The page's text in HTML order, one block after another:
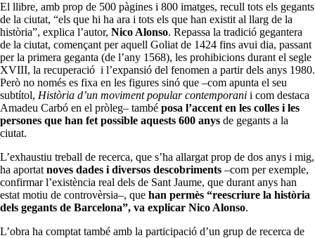
El llibre, amb prop de 500 pàgines i 800 imatges, recull tots els gegants
de la ciutat, “els que hi ha ara i tots els que han existit al llarg de la
història”, explica l’autor, Nico Alonso. Repassa la tradició gegantera
de la ciutat, començant per aquell Goliat de 1424 fins avui dia, passant
per la primera geganta (de l’any 1568), les prohibicions durant el segle
XVIII, la recuperació i l’expansió del fenomen a partir dels anys 1980.
Però no només es fixa en les figures sinó que –com apunta el seu
subtítol, Història d’un moviment popular contemporani i com destaca
Amadeu Carbó en el pròleg– també posa l’accent en les colles i les
persones que han fet possible aquests 600 anys de gegants a la
ciutat.
L’exhaustiu treball de recerca, que s’ha allargat prop de dos anys i mig,
ha aportat noves dades i diversos descobriments –com per exemple,
confirmar l’existència real dels de Sant Jaume, que durant anys han
estat motiu de controvèrsia–, que han permès “reescriure la història
dels gegants de Barcelona”, va explicar Nico Alonso.
L’obra ha comptat també amb la participació d’un grup de recerca de